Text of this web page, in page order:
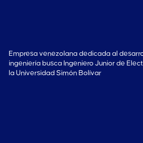
Empresa venezolana dedicada al
ingeniería busca Ingeniero Junior de
la Universidad Simón Bolívar